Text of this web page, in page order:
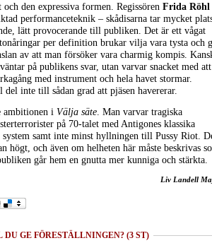
och den expressiva formen. Regissören Frida Röhl
performanceteknik – skådisarna tar mycket
lätt provocerande till publiken. Det är ett vågat
per definition brukar vilja vara tysta och
av att man försöker vara charmig kompis.
på publikens svar, utan varvar snacket med att
med instrument och hela havet stormar.
inte till sådan grad att pjäsen havererar.
ambitionen i Välja säte. Man varvar tragiska
på 70-talet med Antigones klassika
samt inte minst hyllningen till Pussy Riot.
högt, och även om helheten här måste beskrivas
går hem en gnutta mer kunniga och stärkta.
Liv Landell
GE FÖRESTÄLLNINGEN? (3 ST)